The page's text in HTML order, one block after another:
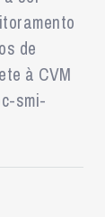
de
à CVM
smi-